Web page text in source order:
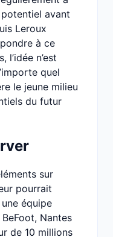
avant
Leroux
à ce
l’idée n’est
quel
le jeune milieu
du futur
sur
pourrait
équipe
Nantes
de 10 millions